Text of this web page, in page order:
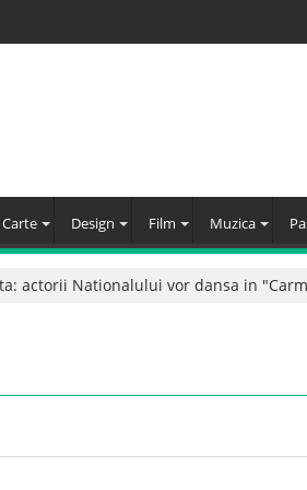
Carte Design Film Muzica
actorii Nationalului vor dansa in